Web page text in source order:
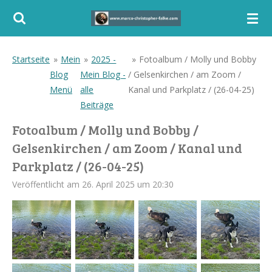
Zum
Startseite » Mein
Blog
Menü
» 2025 -
Mein Blog -
alle
Beiträge
» Fotoalbum / Molly und Bobby
/ Gelsenkirchen / am Zoom /
Kanal und Parkplatz / (26-04-25)
Fotoalbum / Molly und Bobby /
Gelsenkirchen / am Zoom / Kanal und
Parkplatz / (26-04-25)
Veröffentlicht am 26. April 2025 um 20:30